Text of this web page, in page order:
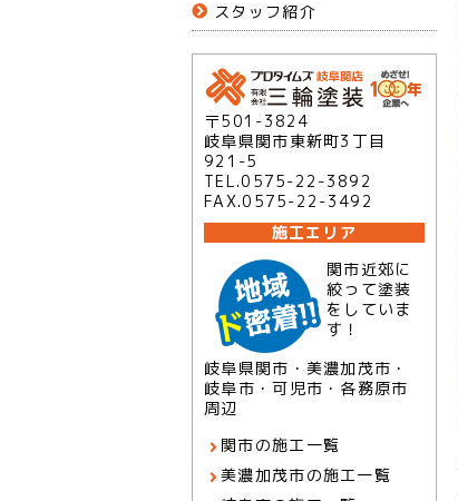
スタッフ紹介
〒501-3824
岐阜県関市東新町3丁目
921-5
TEL.0575-22-3892
FAX.0575-22-3492
施工エリア
関市近郊に
絞って塗装
をしていま
す！
岐阜県関市・美濃加茂市・
岐阜市・可児市・各務原市
周辺
関市の施工一覧
美濃加茂市の施工一覧